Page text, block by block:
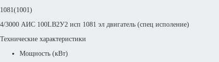
1081(1001)
4/3000 АИС 100LB2У2 исп 1081 эл двигатель (спец исполение)
Технические характеристики
Мощность (кВт)